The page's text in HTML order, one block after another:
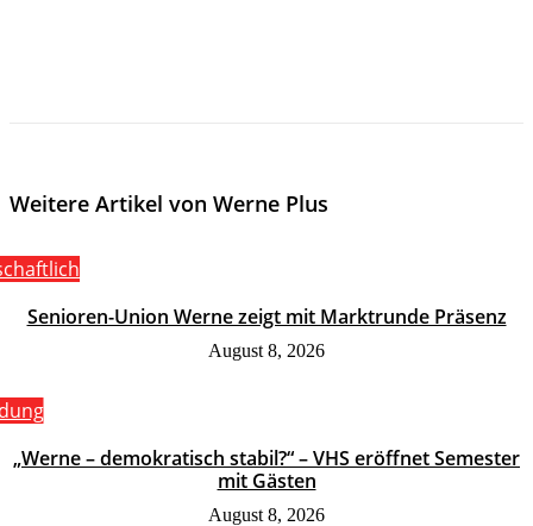
Weitere Artikel von Werne Plus
Senioren-Union Werne zeigt mit Marktrunde Präsenz
August 8, 2026
„Werne – demokratisch stabil?“ – VHS eröffnet Semester
mit Gästen
August 8, 2026